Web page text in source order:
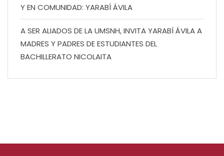
Y EN COMUNIDAD: YARABÍ ÁVILA
A SER ALIADOS DE LA UMSNH, INVITA YARABÍ ÁVILA A
MADRES Y PADRES DE ESTUDIANTES DEL
BACHILLERATO NICOLAITA